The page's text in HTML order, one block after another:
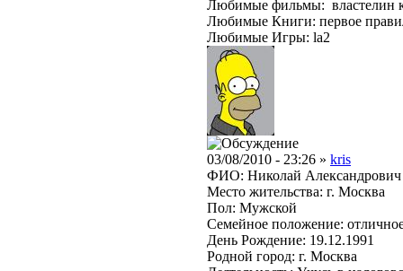
Любимые фильмы: властелин
Любимые Книги: первое
Любимые Игры: la2
03/08/2010 - 23:26 » kris
ФИО: Николай Александрович
Место жительства: г. Москва
Пол: Мужской
Семейное положение:
День Рождение: 19.12.1991
Родной город: г. Москва